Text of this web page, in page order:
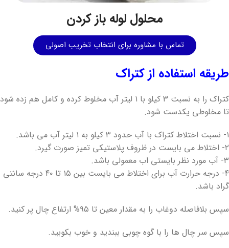
محلول لوله باز کردن
تماس با مشاوره برای انتخاب تخریب اصولی
طریقه استفاده از کتراک
کتراک را به نسبت ۳ کیلو با ۱ لیتر آب مخلوط کرده و کامل هم زده شود
تا مخلوطی یکدست شود.
۱- نسبت اختلاط کتراک با آب حدود ۳ کیلو به ۱ لیتر آب می باشد.
۲- اختلاط می بایست در ظروف پلاستیکی تمیز صورت گیرد.
۳- آب مورد نظر بایستی اب معمولی باشد.
۴- درجه حرارت آب برای اختلاط می بایست بین ۱۵ تا ۴۰ درجه سانتی
گراد باشد.
سپس بلافاصله دوغاب را به مقدار معین تا ۹۵% ارتفاع چال پر کنید.
سپس سر چال ها را با گوه چوبی ببندید و خوب بکوبید.